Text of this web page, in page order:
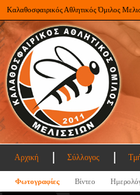
Καλαθοσφαιρικός Αθλητικός Όμιλος
Αρχική Σύλλογος
Φωτογραφίες Βίντεο